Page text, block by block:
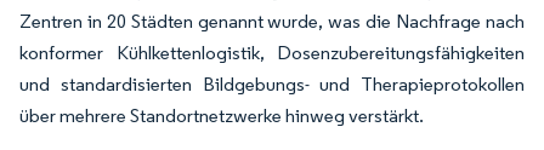
Zentren in 20 Städten genannt wurde, was die Nachfrage nach
konformer Kühlkettenlogistik, Dosenzubereitungsfähigkeiten
und standardisierten Bildgebungs- und Therapieprotokollen
über mehrere Standortnetzwerke hinweg verstärkt.